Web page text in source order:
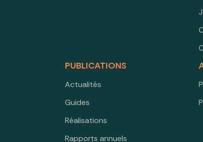
PUBLICATIONS
Actualités
Guides
Réalisations
Rapports annuels